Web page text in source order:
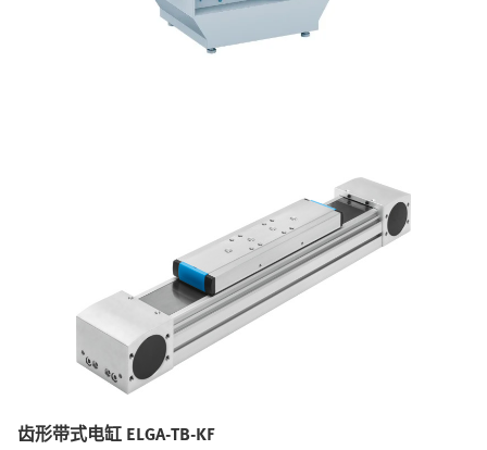
齿形带式电缸 ELGA-TB-KF